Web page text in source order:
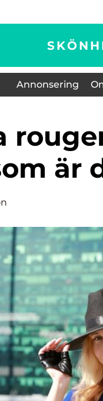
Annonsering
är